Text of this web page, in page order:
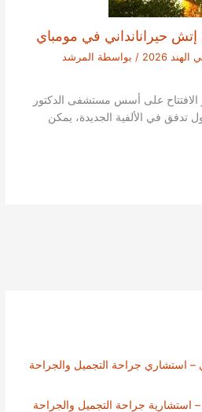
– استشاري جراحة التجميل والجراحة
– استشارية جراحة التجميل والجراحة
حيرانانداني في مومباي
2026 / بواسطة المرشد
على أسس مستشفى الدكتور
تدفق في الألفية الجديدة، يمكن